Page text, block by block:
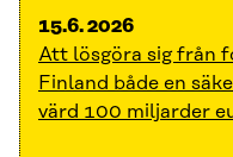
15.6. 2026
Att lösgöra sig från
Finland både en
värd 100 miljarder